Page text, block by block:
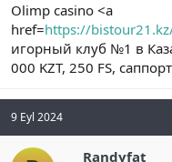
Olimp casino <a
href=https://
игорный клуб №1 в
000 KZT, 250 FS,
9 Eyl 2024
Randyfat